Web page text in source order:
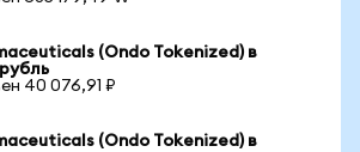
(Ondo Tokenized) в
40 076,91 ₽
(Ondo Tokenized) в